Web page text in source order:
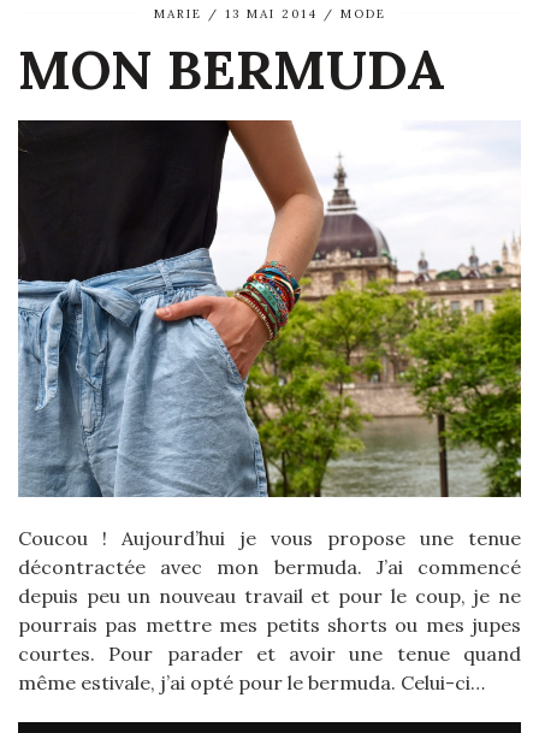
MARIE 13 MAI 2014 MODE
MON BERMUDA
Coucou ! Aujourd’hui je vous propose une tenue
décontractée avec mon bermuda. J’ai commencé
depuis peu un nouveau travail et pour le coup, je ne
pourrais pas mettre mes petits shorts ou mes jupes
courtes. Pour parader et avoir une tenue quand
même estivale, j’ai opté pour le bermuda. Celui-ci…